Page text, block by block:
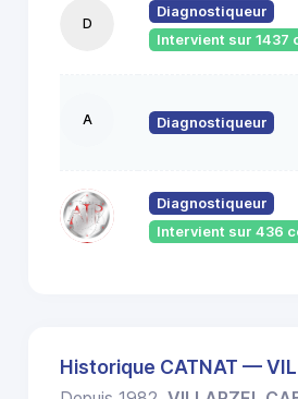
D
Diagnostiqueur
Intervient sur 1437
A Diagnostiqueur
Diagnostiqueur
Intervient sur 436
Historique CATNAT —